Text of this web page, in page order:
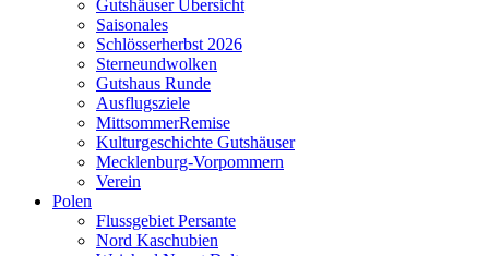
Gutshäuser Übersicht
Saisonales
Schlösserherbst 2026
Sterneundwolken
Gutshaus Runde
Ausflugsziele
MittsommerRemise
Kulturgeschichte Gutshäuser
Mecklenburg-Vorpommern
Verein
Polen
Flussgebiet Persante
Nord Kaschubien